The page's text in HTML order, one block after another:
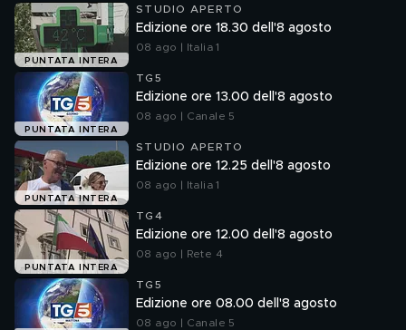
PUNTATA INTERA
STUDIO APERTO
Edizione ore 18.30 dell'8 agosto
08 ago | Italia 1
PUNTATA INTERA
TG5
Edizione ore 13.00 dell'8 agosto
08 ago | Canale 5
PUNTATA INTERA
STUDIO APERTO
Edizione ore 12.25 dell'8 agosto
08 ago | Italia 1
PUNTATA INTERA
TG4
Edizione ore 12.00 dell'8 agosto
08 ago | Rete 4
TG5
Edizione ore 08.00 dell'8 agosto
08 ago | Canale 5